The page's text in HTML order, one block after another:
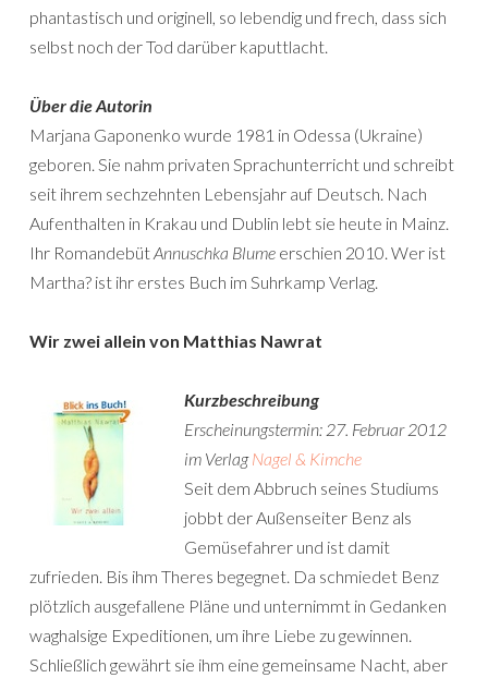
phantastisch und originell, so lebendig und frech, dass sich
selbst noch der Tod darüber kaputtlacht.
Über die Autorin
Marjana Gaponenko wurde 1981 in Odessa (Ukraine)
geboren. Sie nahm privaten Sprachunterricht und schreibt
seit ihrem sechzehnten Lebensjahr auf Deutsch. Nach
Aufenthalten in Krakau und Dublin lebt sie heute in Mainz.
Ihr RomandebütAnnuschka Blume erschien 2010. Wer ist
Martha? ist ihr erstes Buch im Suhrkamp Verlag.
Wir zwei allein von Matthias Nawrat
Kurzbeschreibung
Erscheinungstermin: 27. Februar 2012
im VerlagNagel & Kimche
Seit dem Abbruch seines Studiums
jobbt der Außenseiter Benz als
Gemüsefahrer und ist damit
zufrieden. Bis ihm Theres begegnet. Da schmiedet Benz
plötzlich ausgefallene Pläne und unternimmt in Gedanken
waghalsige Expeditionen, um ihre Liebe zu gewinnen.
Schließlich gewährt sie ihm eine gemeinsame Nacht, aber